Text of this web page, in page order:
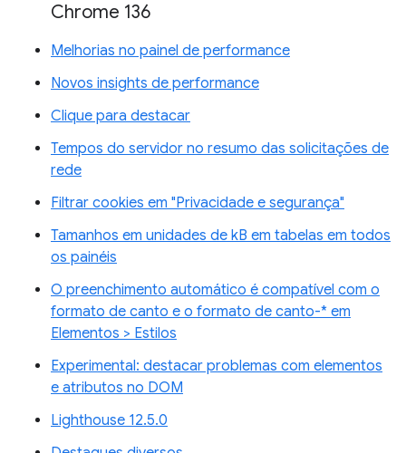
Chrome 136
Melhorias no painel de performance
Novos insights de performance
Clique para destacar
Tempos do servidor no resumo das solicitações de
rede
Filtrar cookies em "Privacidade e segurança"
Tamanhos em unidades de kB em tabelas em todos
os painéis
O preenchimento automático é compatível com o
formato de canto e o formato de canto-* em
Elementos > Estilos
Experimental: destacar problemas com elementos
e atributos no DOM
Lighthouse 12.5.0